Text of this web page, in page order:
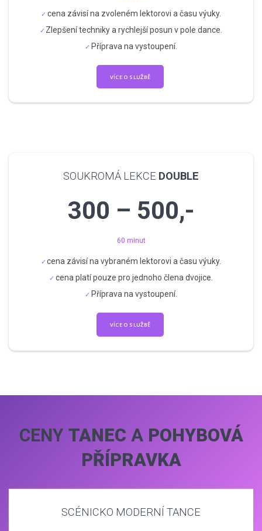
cena závisí na zvoleném lektorovi a času výuky.
Zlepšení techniky a rychlejší posun v pole dance.
Příprava na vystoupení.
VÍCE O SLUŽBĚ
SOUKROMÁ LEKCE DOUBLE
300 – 500,-
60 minut
cena závisí na vybraném lektorovi a času výuky.
cena platí pouze pro jednoho člena dvojice.
Příprava na vystoupení.
VÍCE O SLUŽBĚ
CENY TANEC A POHYBOVÁ
PŘÍPRAVKA
SCÉNICKO MODERNÍ TANCE